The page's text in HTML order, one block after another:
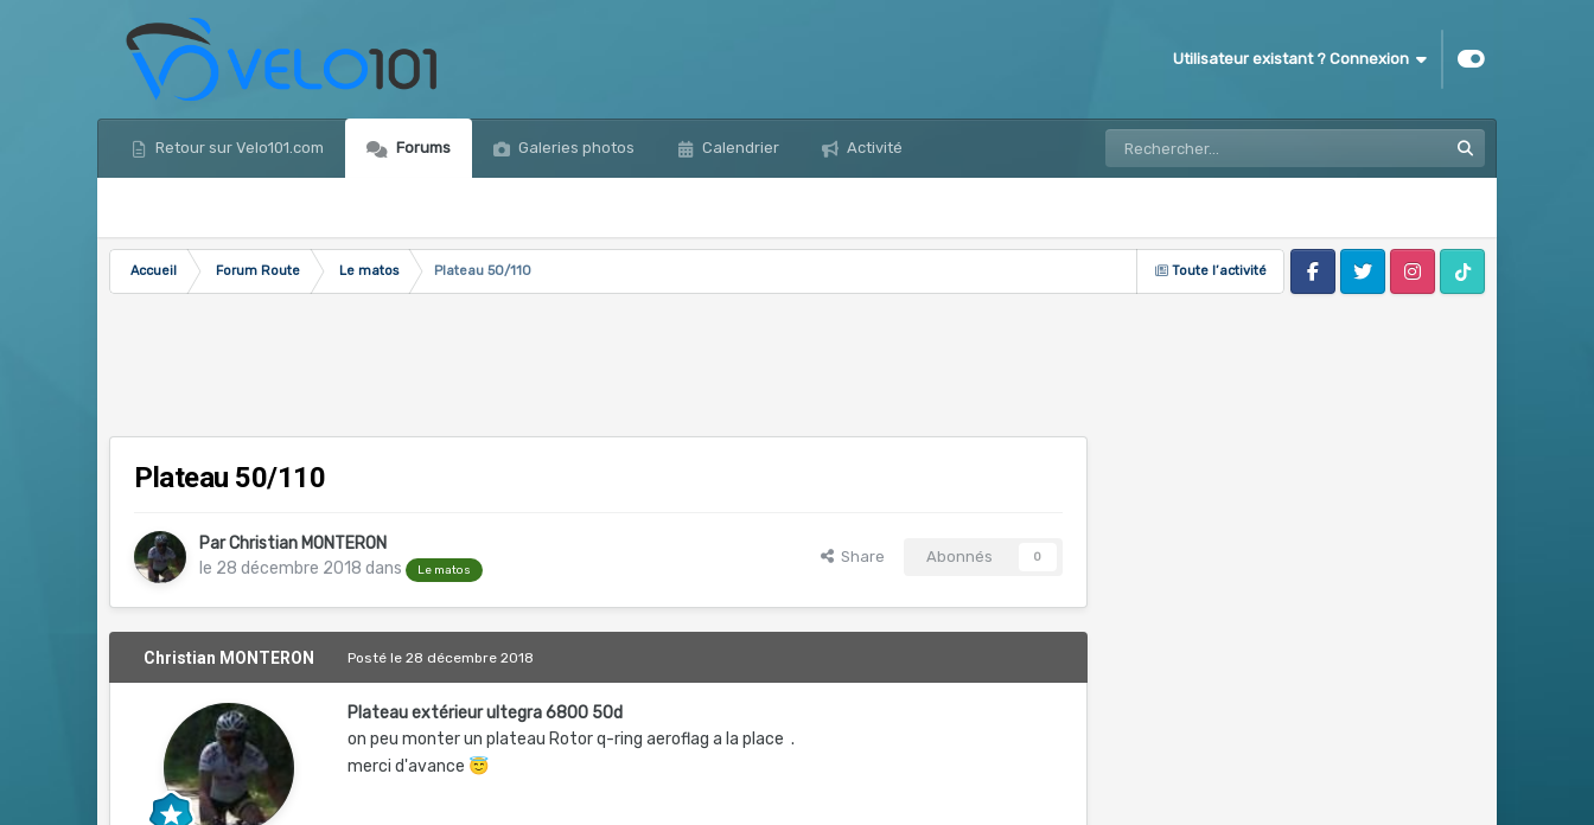
Utilisateur existant ? Connexion
Retour sur Velo101.com Forums Galeries photos Calendrier Activité
Toute l’activité
Accueil Forum Route Le matos
Plateau 50/110
FacebookTwitter InstagramTik Tok
Plateau 50/110
ParChristian MONTERON
le 28 décembre 2018 dans Le matos
Share Abonnés 0
Christian MONTERON Postéle 28 décembre 2018
Plateau extérieur ultegra 6800 50d
on peu monter un plateau Rotor q-ring aeroflag a la place .
merci d'avance 😇